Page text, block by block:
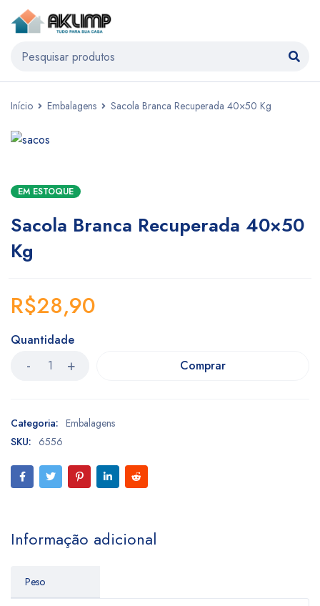
Início Embalagens Sacola Branca Recuperada 40×50 Kg
EM ESTOQUE
Sacola Branca Recuperada 40×50
Kg
R$28,90
Quantidade
Comprar
Categoria: Embalagens
SKU: 6556
Informação adicional
Peso